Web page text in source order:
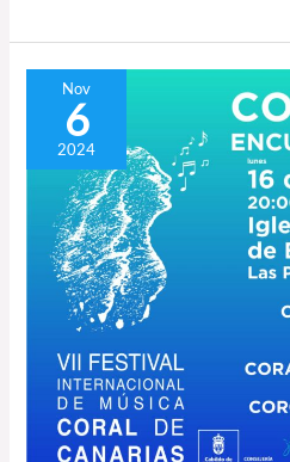
Nov
6
2024
Concierto
Festival
Música
Coral